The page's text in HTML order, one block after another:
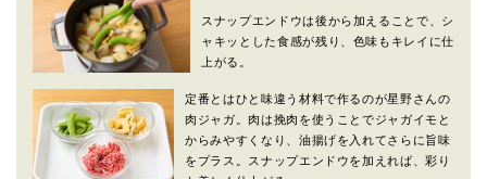
スナップエンドウは後から加えることで、シ
ャキッとした食感が残り、色味もキレイに仕
上がる。
定番とはひと味違う材料で作るのが星野さんの
肉ジャガ。肉は挽肉を使うことでジャガイモと
からみやすくなり、油揚げを入れてさらに旨味
をプラス。スナップエンドウを加えれば、彩り